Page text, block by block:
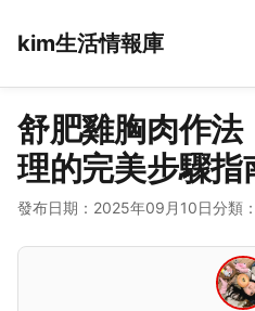
kim生活情報庫
舒肥雞胸肉作法
理的完美步驟指
發布日期：2025年09月10日分類：